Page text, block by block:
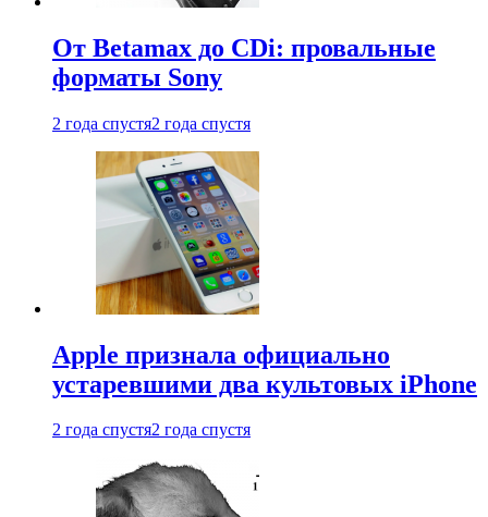
От Betamax до CDi: провальные
форматы Sony
2 года спустя2 года спустя
Apple признала официально
устаревшими два культовых iPhone
2 года спустя2 года спустя